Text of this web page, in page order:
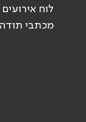
לוח אירועים
מכתבי תודה